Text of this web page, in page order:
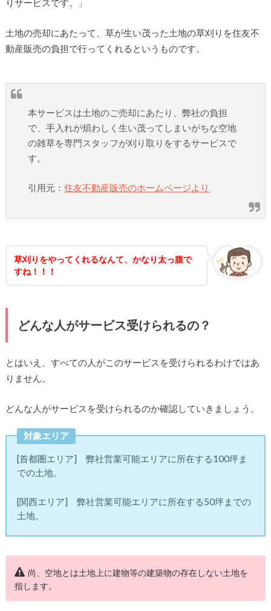
土地の売却にあたって、草が生い茂った土地の草刈りを住友不
動産販売の負担で行ってくれるというものです。
本サービスは土地のご売却にあたり、弊社の負担
で、手入れが煩わしく生い茂ってしまいがちな空地
の雑草を専門スタッフが刈り取りをするサービスで
す。
引用元：住友不動産販売のホームページより
草刈りをやってくれるなんて、かなり太っ腹で
すね！！！
どんな人がサービス受けられるの？
とはいえ、すべての人がこのサービスを受けられるわけではあ
りません。
どんな人がサービスを受けられるのか確認していきましょう。
対象エリア
[首都圏エリア] 弊社営業可能エリアに所在する100坪ま
での土地。
[関西エリア] 弊社営業可能エリアに所在する50坪までの
土地。
尚、空地とは土地上に建物等の建築物の存在しない土地を
指します。